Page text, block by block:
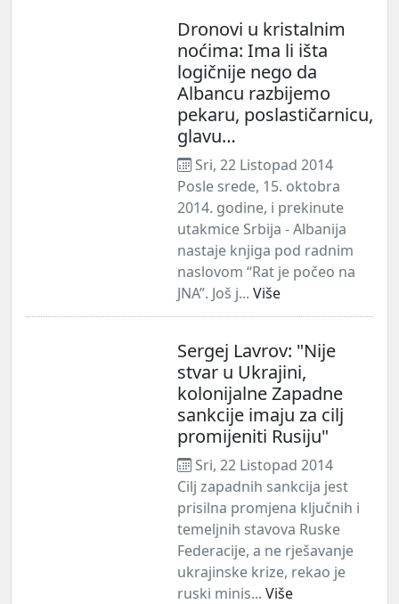
Dronovi u kristalnim
noćima: Ima li išta
logičnije nego da
Albancu razbijemo
pekaru, poslastičarnicu,
glavu…
Sri, 22 Listopad 2014
Posle srede, 15. oktobra
2014. godine, i prekinute
utakmice Srbija - Albanija
nastaje knjiga pod radnim
naslovom “Rat je počeo na
JNA”. Još j... Više
Sergej Lavrov: "Nije
stvar u Ukrajini,
kolonijalne Zapadne
sankcije imaju za cilj
promijeniti Rusiju"
Sri, 22 Listopad 2014
Cilj zapadnih sankcija jest
prisilna promjena ključnih i
temeljnih stavova Ruske
Federacije, a ne rješavanje
ukrajinske krize, rekao je
ruski minis... Više